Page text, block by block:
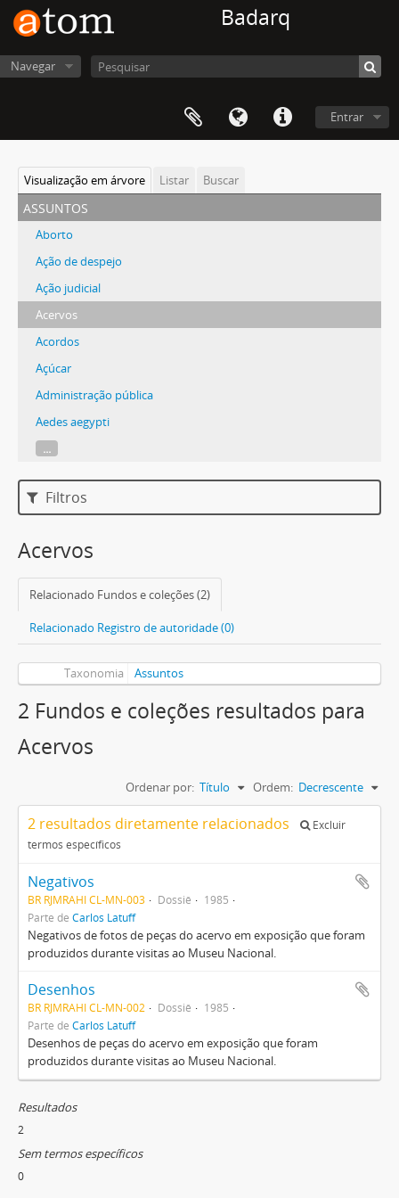
Badarq
Navegar
Entrar
Visualização em árvore Listar Buscar
assuntos
Aborto
Ação de despejo
Ação judicial
Acervos
Acordos
Açúcar
Administração pública
Aedes aegypti
...
Filtros
Acervos
Relacionado Fundos e coleções (2)
Relacionado Registro de autoridade (0)
Taxonomia Assuntos
2 Fundos e coleções resultados para
Acervos
Ordenar por: Título Ordem: Decrescente
2 resultados diretamente relacionados
Excluir
termos específicos
Negativos
BR RJMRAHI CL-MN-003 Dossiê
1985
Parte de Carlos Latuff
Negativos de fotos de peças do acervo em exposição que foram
produzidos durante visitas ao Museu Nacional.
Desenhos
BR RJMRAHI CL-MN-002 Dossiê
1985
Parte de Carlos Latuff
Desenhos de peças do acervo em exposição que foram
produzidos durante visitas ao Museu Nacional.
Resultados
2
Sem termos específicos
0